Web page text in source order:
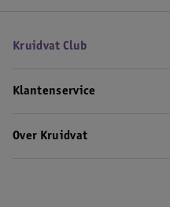
Kruidvat Club
Klantenservice
Over Kruidvat